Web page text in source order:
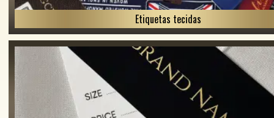
Etiquetas tecidas